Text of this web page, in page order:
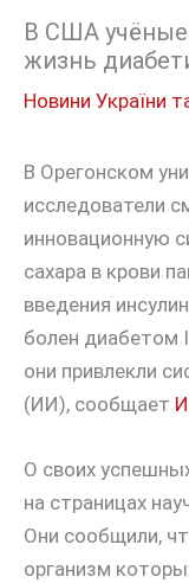
В США
жизнь
Новини України
В Орегонском
исследователи
инновационную
сахара в крови
введения
болен диабетом
они привлекли
(ИИ), сообщает
О своих
на страницах
Они сообщили,
организм